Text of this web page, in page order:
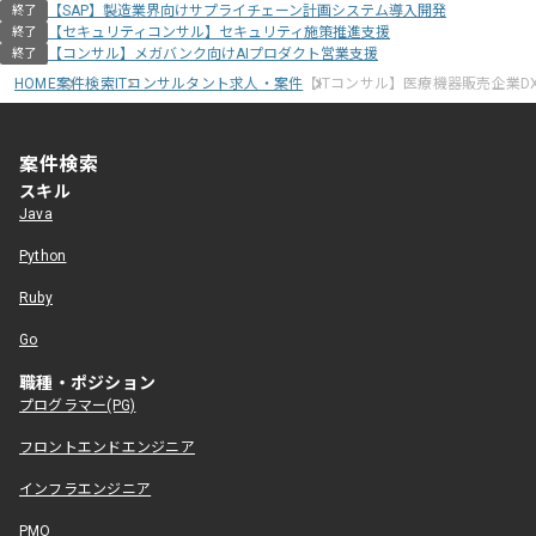
終了 【SAP】製造業界向けサプライチェーン計画システム導入開発
終了 【セキュリティコンサル】セキュリティ施策推進支援
終了
【コンサル】メガバンク向けAIプロダクト営業支援
HOME案件検索ITコンサルタント求人・案件 【ITコンサル】医療機器販売企業
案件検索
スキル
Java
Python
Ruby
Go
職種・ポジション
プログラマー(PG)
フロントエンドエンジニア
インフラエンジニア
PMO